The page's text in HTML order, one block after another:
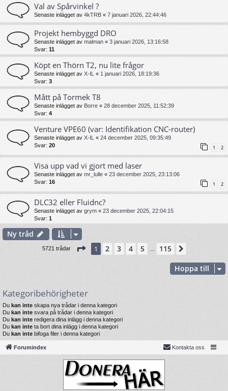
Val av Spårvinkel ?
Senaste inlägget av 4kTRB « 7 januari 2026, 22:44:46
Projekt hembyggd DRO
Senaste inlägget av malman « 3 januari 2026, 13:16:58
Svar: 11
Köpt en Thörn T2, nu lite frågor
Senaste inlägget av X-IL « 1 januari 2026, 18:19:36
Svar: 3
Mått på Tormek T8
Senaste inlägget av Borre « 28 december 2025, 11:52:39
Svar: 4
Venture VPE60 (var: Identifikation CNC-router)
Senaste inlägget av X-IL « 24 december 2025, 09:35:49
Svar: 20 1 2
Visa upp vad vi gjort med laser
Senaste inlägget av mr_lulle « 23 december 2025, 23:13:06
Svar: 16 1 2
DLC32 eller Fluidnc?
Senaste inlägget av grym « 23 december 2025, 22:04:15
Svar: 1
Ny tråd
5721 trådar Sida 1av115
1 2 3 4 5 115
Hoppa till
Kategoribehörigheter
Du kan inte skapa nya trådar i denna kategori
Du kan inte svara på trådar i denna kategori
Du kan inte redigera dina inlägg i denna kategori
Du kan inte ta bort dina inlägg i denna kategori
Du kan inte bifoga filer i denna kategori
Forumindex Kontakta oss